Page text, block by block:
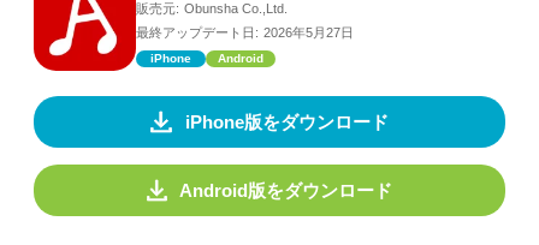
販売元: Obunsha Co.,Ltd.
最終アップデート日: 2026年5月27日
iPhone Android
iPhone版をダウンロード
Android版をダウンロード